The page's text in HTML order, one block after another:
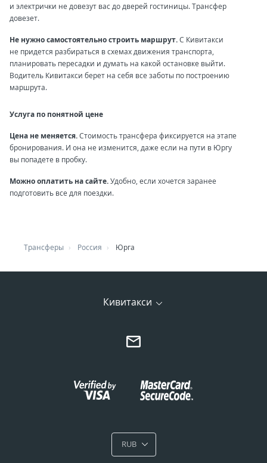
и электрички не довезут вас до дверей гостиницы. Трансфер
довезет.
Не нужно самостоятельно строить маршрут.С Кивитакси
не придется разбираться в схемах движения транспорта,
планировать пересадки и думать на какой остановке выйти.
Водитель Кивитакси берет на себя все заботы по построению
маршрута.
Услуга по понятной цене
Цена не меняется.Стоимость трансфера фиксируется на этапе
бронирования. И она не изменится, даже если на пути в Юргу
вы попадете в пробку.
Можно оплатить на сайте.Удобно, если хочется заранее
подготовить все для поездки.
Трансферы Россия Юрга
Кивитакси
RUB